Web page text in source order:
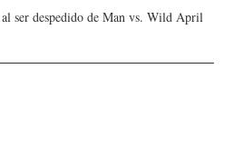
ser despedido de Man vs. Wild April